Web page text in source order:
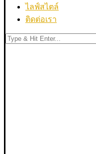
ไลฟ์สไตล์
ติดต่อเรา